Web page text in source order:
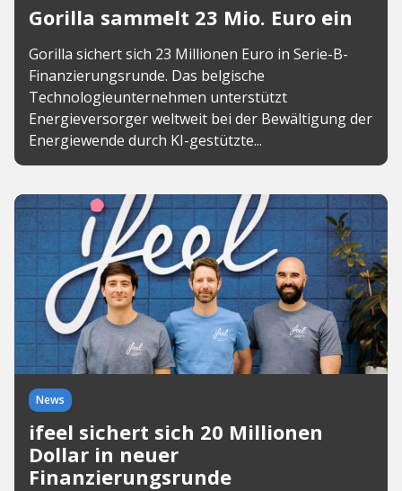
Gorilla sammelt 23 Mio. Euro ein
Gorilla sichert sich 23 Millionen Euro in Serie-B-
Finanzierungsrunde. Das belgische
Technologieunternehmen unterstützt
Energieversorger weltweit bei der Bewältigung der
Energiewende durch KI-gestützte...
News
ifeel sichert sich 20 Millionen
Dollar in neuer
Finanzierungsrunde